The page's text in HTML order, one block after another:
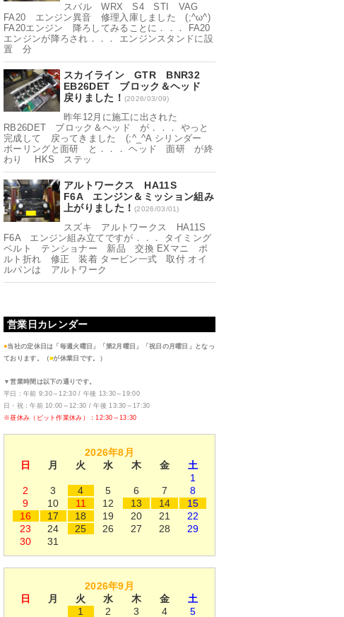
スバル WRX S4 STI VAG
FA20 エンジン異音 修理入庫しました (;^ω^)
FA20エンジン 降ろしてみることに．．． FA20
エンジンが降ろされ．．． エンジンスタンドに設
置 分
スカイライン GTR BNR32
EB26DET ブロック＆ヘッド
戻りました！ (2026/03/09)
昨年12月に施工に出された
RB26DET ブロック＆ヘッド が．．． やっと
完成して 戻ってきました (;^_^A シリンダー
ボーリングと面研 と．．． ヘッド 面研 が終
わり HKS ステッ
アルトワークス HA11S
F6A エンジン＆ミッション組み
上がりました！(2026/03/01)
スズキ アルトワークス HA11S
F6A エンジン組み立てですが．．． タイミング
ベルト テンショナー 新品 交換 EXマニ ボ
ルト折れ 修正 装着 タービン一式 取付 オイ
ルパンは アルトワーク
営業日カレンダー
●当社の定休日は「毎週火曜日」「第2月曜日」「祝日の月曜日」となっ
ております。（■が休業日です。）
▼営業時間は以下の通りです。
平日：午前 9:30～12:30 / 午後 13:30～19:00
日・祝：午前 10:00～12:30 / 午後 13:30～17:30
※昼休み（ピット作業休み）：12:30～13:30
2026年8月
日
月 火 水 木 金
土
1
2
3 4 5 6 7
8
9
10 11 12 13 14
15
16
17 18 19 20 21
22
23
24 25 26 27 28
29
30
31
2026年9月
日
月 火 水 木 金
土
1
2 3 4 5